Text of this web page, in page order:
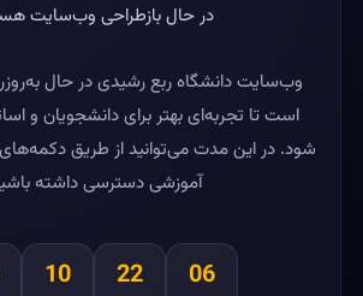
در حال بازطراحی وب‌سایت
وب‌سایت دانشگاه ربع رشیدی در حال
است تا تجربه‌ای بهتر برای دانشجویان و
شود. در این مدت می‌توانید از طریق
آموزشی دسترسی داشته
06
22
10